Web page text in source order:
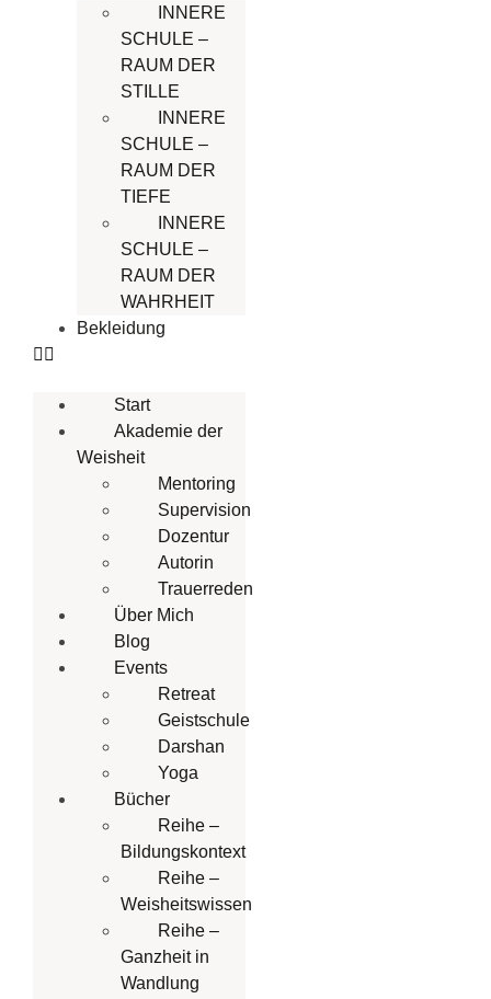
INNERE
SCHULE –
RAUM DER
STILLE
INNERE
SCHULE –
RAUM DER
TIEFE
INNERE
SCHULE –
RAUM DER
WAHRHEIT
Bekleidung
Start
Akademie der
Weisheit
Mentoring
Supervision
Dozentur
Autorin
Trauerreden
Über Mich
Blog
Events
Retreat
Geistschule
Darshan
Yoga
Bücher
Reihe –
Bildungskontext
Reihe –
Weisheitswissen
Reihe –
Ganzheit in
Wandlung